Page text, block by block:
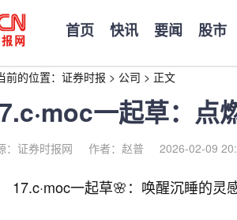
首页 快讯 要闻 股市
前的位置： 证券时报 > 公司 > 正文
一起草：点
：证券时报网 作者：赵普 2026-02-09
17.c·moc一起草🌸：唤醒沉睡的灵